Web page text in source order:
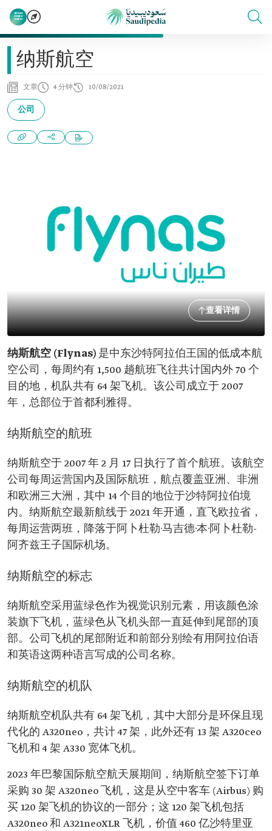
纳斯航空
文章 4 分钟 10/08/2021
公司
查看详情
纳斯航空 (Flynas) 是中东沙特阿拉伯王国的低成本航
空公司，每周约有 1,500 趟航班飞往共计国内外 70 个
目的地，机队共有 64 架飞机。该公司成立于 2007
年，总部位于首都利雅得。
纳斯航空的航班
纳斯航空于 2007 年 2 月 17 日执行了首个航班。该航空
公司每周运营国内及国际航班，航点覆盖亚洲、非洲
和欧洲三大洲，其中 14 个目的地位于沙特阿拉伯境
内。纳斯航空最新航线于 2021 年开通，直飞欧拉省，
每周运营两班，降落于阿卜杜勒·马吉德·本·阿卜杜勒-
阿齐兹王子国际机场。
纳斯航空的标志
纳斯航空采用蓝绿色作为视觉识别元素，用该颜色涂
装旗下飞机，蓝绿色从飞机头部一直延伸到尾部的顶
部。公司飞机的尾部附近和前部分别绘有用阿拉伯语
和英语这两种语言写成的公司名称。
纳斯航空的机队
纳斯航空机队共有 64 架飞机，其中大部分是环保且现
代化的 A320neo，共计 47 架，此外还有 13 架 A320ceo
飞机和 4 架 A330 宽体飞机。
2023 年巴黎国际航空航天展期间，纳斯航空签下订单
采购 30 架 A320neo 飞机，这是从空中客车 (Airbus) 购
买 120 架飞机的协议的一部分；这 120 架飞机包括
A320neo 和 A321neoXLR 飞机，价值 460 亿沙特里亚